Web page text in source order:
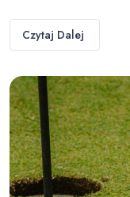
Czytaj Dalej